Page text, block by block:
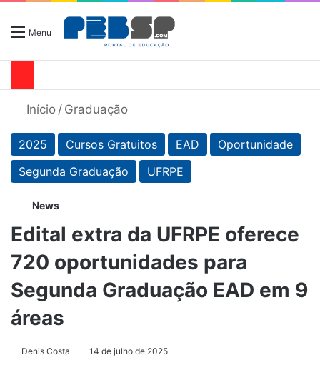
Menu
Início / Graduação
2025 Cursos Gratuitos EAD
Oportunidade
Segunda Graduação
UFRPE
News
Edital extra da UFRPE oferece
720 oportunidades para
Segunda Graduação EAD em 9
áreas
Denis Costa 14 de julho de 2025